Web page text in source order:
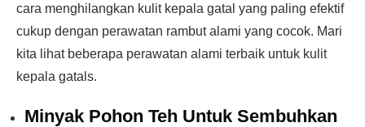
cara menghilangkan kulit kepala gatal yang paling efektif
cukup dengan perawatan rambut alami yang cocok. Mari
kita lihat beberapa perawatan alami terbaik untuk kulit
kepala gatals.
Minyak Pohon Teh Untuk Sembuhkan